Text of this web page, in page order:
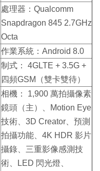
處理器：Qualcomm
Snapdragon 845 2.7GHz
Octa
作業系統：Android 8.0
制式： 4GLTE + 3.5G +
四頻GSM（雙卡雙待）
相機： 1,900 萬拍攝像素
鏡頭（主）、Motion Eye
技術、3D Creator、預測
拍攝功能、4K HDR 影片
攝錄、三重影像感測技
術、LED 閃光燈、